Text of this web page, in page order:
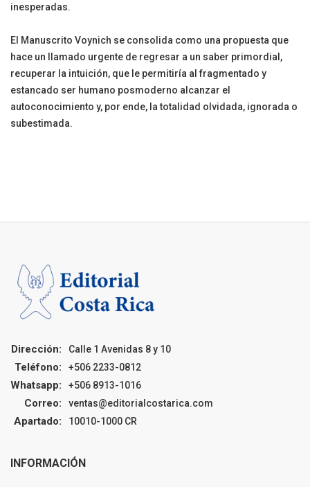
inesperadas.
El Manuscrito Voynich se consolida como una propuesta que
hace un llamado urgente de regresar a un saber primordial,
recuperar la intuición, que le permitiría al fragmentado y
estancado ser humano posmoderno alcanzar el
autoconocimiento y, por ende, la totalidad olvidada, ignorada o
subestimada.
Dirección: Calle 1 Avenidas 8 y 10
Teléfono: +506 2233-0812
Whatsapp: +506 8913-1016
Correo: ventas@editorialcostarica.com
Apartado: 10010-1000 CR
INFORMACIÓN